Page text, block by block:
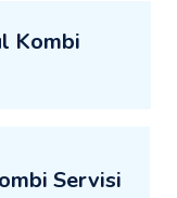
Kombi
Servisi